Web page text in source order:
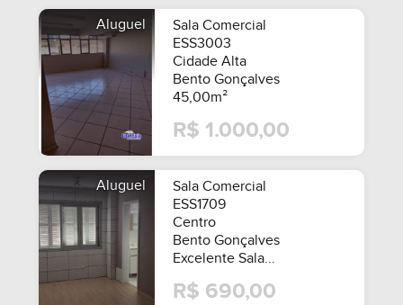
SEMIMOBILIADO
Aluguel
Sala Comercial
ESS3003
Cidade Alta
Bento Gonçalves
45,00m²
R$ 1.000,00
Aluguel
Sala Comercial
ESS1709
Centro
Bento Gonçalves
Excelente Sala...
R$ 690,00